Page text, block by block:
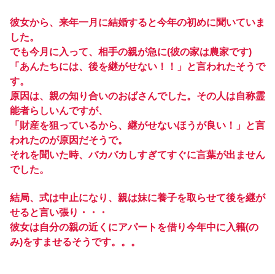
彼女から、来年一月に結婚すると今年の初めに聞いていま
した。
でも今月に入って、相手の親が急に(彼の家は農家です)
「あんたちには、後を継がせない！！」と言われたそうで
す。
原因は、親の知り合いのおばさんでした。その人は自称霊
能者らしいんですが、
「財産を狙っているから、継がせないほうが良い！」と言
われたのが原因だそうで。
それを聞いた時、バカバカしすぎてすぐに言葉が出ません
でした。
結局、式は中止になり、親は妹に養子を取らせて後を継が
せると言い張り・・・
彼女は自分の親の近くにアパートを借り今年中に入籍(の
み)をすませるそうです。。。